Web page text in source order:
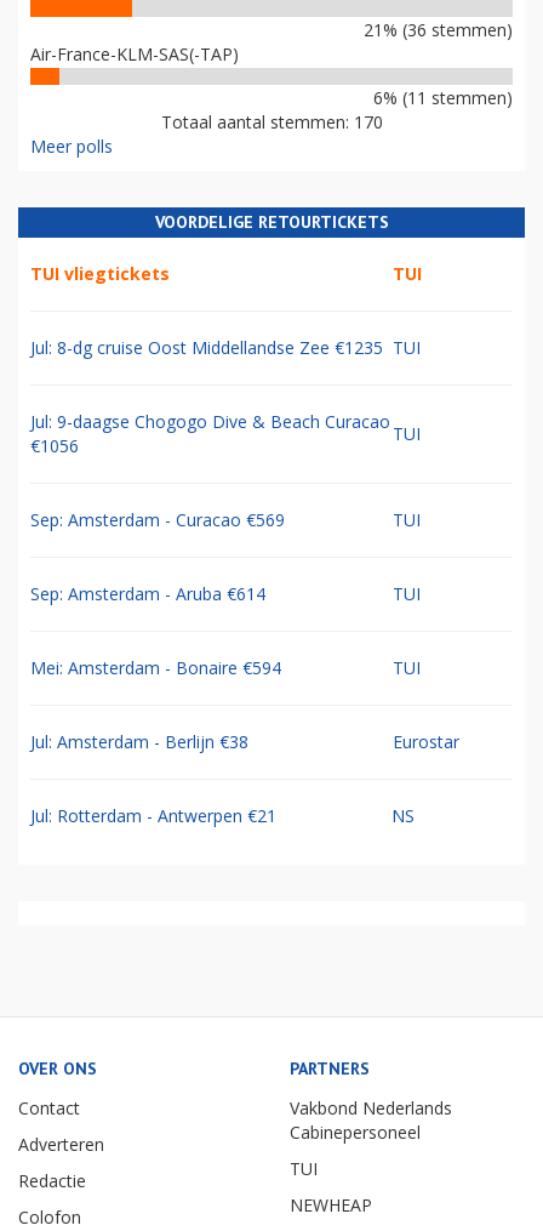
21% (36 stemmen)
Air-France-KLM-SAS(-TAP)
6% (11 stemmen)
Totaal aantal stemmen: 170
Meer polls
VOORDELIGE RETOURTICKETS
TUI vliegtickets TUI
Jul: 8-dg cruise Oost Middellandse Zee €1235 TUI
Jul: 9-daagse Chogogo Dive & Beach Curacao
€1056
TUI
Sep: Amsterdam - Curacao €569 TUI
Sep: Amsterdam - Aruba €614 TUI
Mei: Amsterdam - Bonaire €594 TUI
Jul: Amsterdam - Berlijn €38 Eurostar
Jul: Rotterdam - Antwerpen €21 NS
OVER ONS
Contact
Adverteren
Redactie
Colofon
PARTNERS
Vakbond Nederlands
Cabinepersoneel
TUI
NEWHEAP